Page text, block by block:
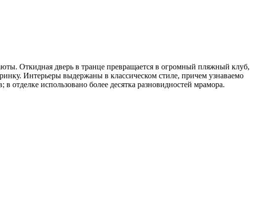
Откидная дверь в транце превращается в огромный пляжный клуб,
Интерьеры выдержаны в классическом стиле, причем узнаваемо
отделке использовано более десятка разновидностей мрамора.